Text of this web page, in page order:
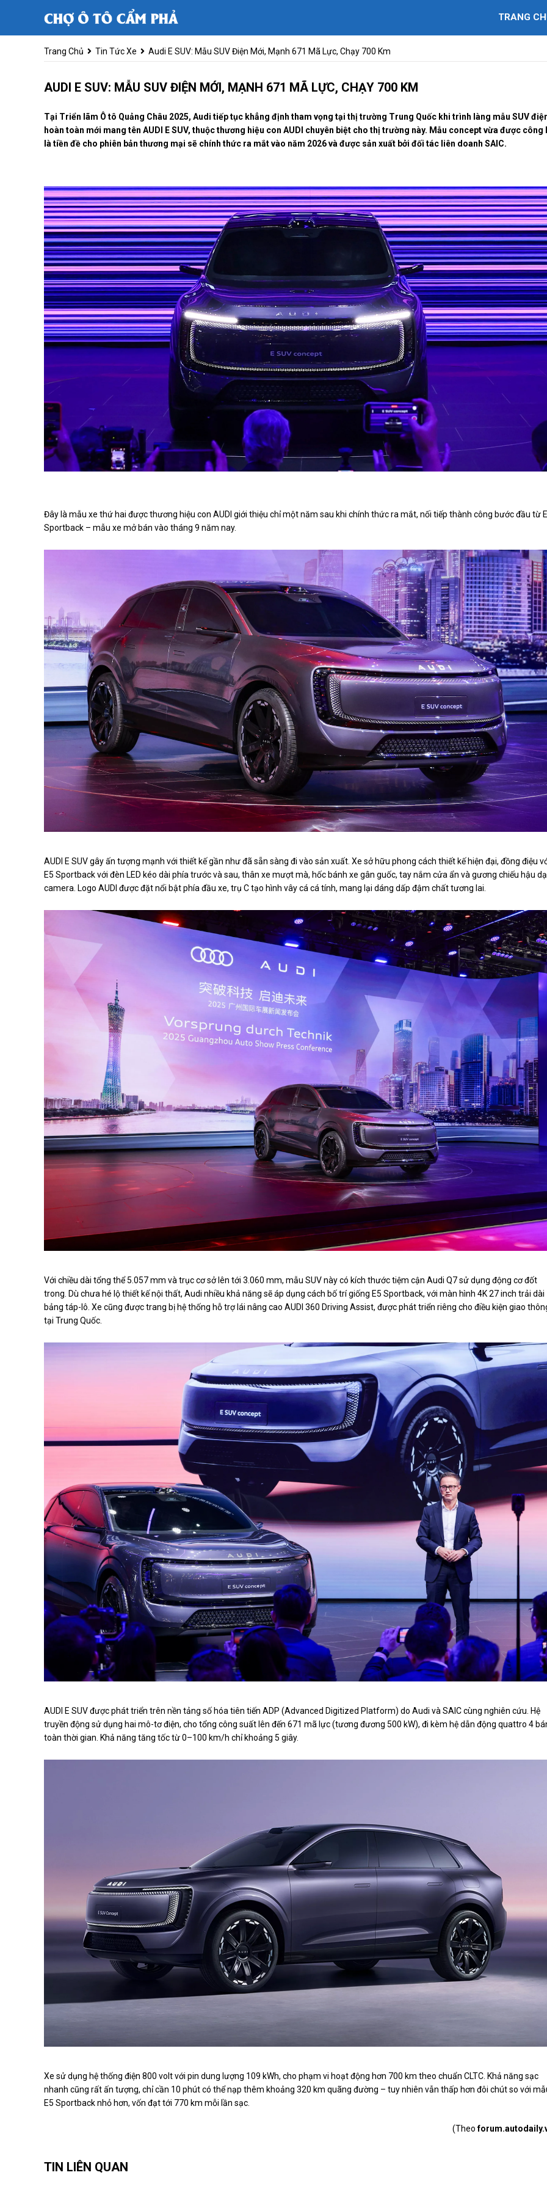
TRANG
Trang Chủ Tin Tức Xe Audi E SUV: Mẫu SUV Điện Mới, Mạnh 671 Mã Lực, Chạy 700 Km
AUDI E SUV: MẪU SUV ĐIỆN MỚI, MẠNH 671 MÃ LỰC, CHẠY 700 KM
Tại Triển lãm Ô tô Quảng Châu 2025, Audi tiếp tục khẳng định tham vọng tại thị trường Trung Quốc khi trình làng mẫu SUV
hoàn toàn mới mang tên AUDI E SUV, thuộc thương hiệu con AUDI chuyên biệt cho thị trường này. Mẫu concept vừa được công
là tiền đề cho phiên bản thương mại sẽ chính thức ra mắt vào năm 2026 và được sản xuất bởi đối tác liên doanh SAIC.
Đây là mẫu xe thứ hai được thương hiệu con AUDI giới thiệu chỉ một năm sau khi chính thức ra mắt, nối tiếp thành công bước đầu từ
Sportback – mẫu xe mở bán vào tháng 9 năm nay.
AUDI E SUV gây ấn tượng mạnh với thiết kế gần như đã sẵn sàng đi vào sản xuất. Xe sở hữu phong cách thiết kế hiện đại, đồng điệu
E5 Sportback với đèn LED kéo dài phía trước và sau, thân xe mượt mà, hốc bánh xe gân guốc, tay nắm cửa ẩn và gương chiếu hậu
camera. Logo AUDI được đặt nổi bật phía đầu xe, trụ C tạo hình vây cá cá tính, mang lại dáng dấp đậm chất tương lai.
Với chiều dài tổng thể 5.057 mm và trục cơ sở lên tới 3.060 mm, mẫu SUV này có kích thước tiệm cận Audi Q7 sử dụng động cơ đốt
trong. Dù chưa hé lộ thiết kế nội thất, Audi nhiều khả năng sẽ áp dụng cách bố trí giống E5 Sportback, với màn hình 4K 27 inch trải dài
bảng táp-lô. Xe cũng được trang bị hệ thống hỗ trợ lái nâng cao AUDI 360 Driving Assist, được phát triển riêng cho điều kiện giao
tại Trung Quốc.
AUDI E SUV được phát triển trên nền tảng số hóa tiên tiến ADP (Advanced Digitized Platform) do Audi và SAIC cùng nghiên cứu. Hệ
truyền động sử dụng hai mô-tơ điện, cho tổng công suất lên đến 671 mã lực (tương đương 500 kW), đi kèm hệ dẫn động quattro 4
toàn thời gian. Khả năng tăng tốc từ 0–100 km/h chỉ khoảng 5 giây.
Xe sử dụng hệ thống điện 800 volt với pin dung lượng 109 kWh, cho phạm vi hoạt động hơn 700 km theo chuẩn CLTC. Khả năng sạc
nhanh cũng rất ấn tượng, chỉ cần 10 phút có thể nạp thêm khoảng 320 km quãng đường – tuy nhiên vẫn thấp hơn đôi chút so với
E5 Sportback nhỏ hơn, vốn đạt tới 770 km mỗi lần sạc.
(Theo
TIN LIÊN QUAN